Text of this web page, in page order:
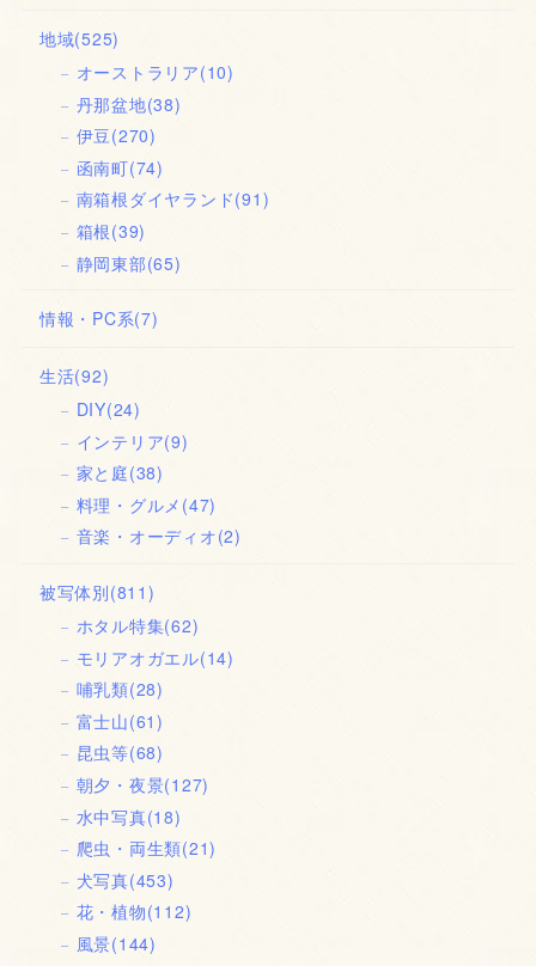
地域(525)
オーストラリア(10)
丹那盆地(38)
伊豆(270)
函南町(74)
南箱根ダイヤランド(91)
箱根(39)
静岡東部(65)
情報・PC系(7)
生活(92)
DIY(24)
インテリア(9)
家と庭(38)
料理・グルメ (47)
音楽・オーディオ(2)
被写体別(811)
ホタル特集(62)
モリアオガエル(14)
哺乳類(28)
富士山(61)
昆虫等(68)
朝夕・夜景(127)
水中写真(18)
爬虫・両生類(21)
犬写真(453)
花・植物(112)
風景(144)